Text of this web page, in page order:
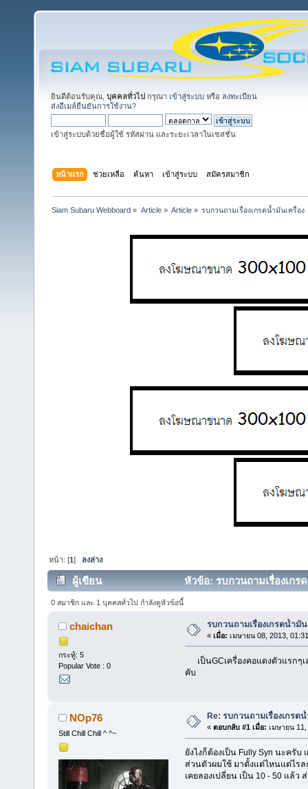
ยินดีต้อนรับคุณ, บุคคลทั่วไป กรุณา เข้าสู่ระบบ หรือ ลงทะเบียน
ส่งอีเมล์ยืนยันการใช้งาน?
เข้าสู่ระบบด้วยชื่อผู้ใช้ รหัสผ่าน และระยะเวลาในเซสชั่น
หน้าแรก ช่วยเหลือ ค้นหา เข้าสู่ระบบ สมัครสมาชิก
Siam Subaru Webboard » Article» Article» รบกวนถามเรื่องเกรดน้ำมันเครื่อง
หน้า: [1] ลงล่าง
ผู้เขียน หัวข้อ: รบกวนถามเรื่องเกร
0 สมาชิก และ 1 บุคคลทั่วไป กำลังดูหัวข้อนี้
chaichan
กระทู้: 5
Popular Vote : 0
รบกวนถามเรื่องเกรดน้ำมัน
« เมื่อ: เมษายน 08, 2013,
เป็นGCเครื่องคอแดงตัวแรกๆ
คับ
NOp76
Still Chill Chill ^ ^~
Re: รบกวนถามเรื่องเกรด
« ตอบกลับ #1 เมื่อ: เมษายน
ยังไงก็ต้องเป็น Fully Syn นะครั
ส่วนตัวผมใช้ มาตั้งแต่ไหนแต่ไรล
เคยลองเปลี่ยน เป็น 10 - 50 แล้